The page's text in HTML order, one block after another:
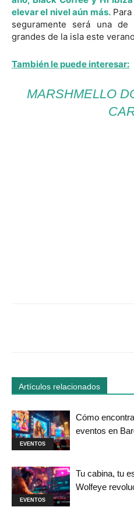
elevar el nivel aún más.
seguramente será una
grandes de la isla este
También le puede interesar:
MARSHMELLO
Artículos relacionados
EVENTOS
Cómo
eventos en
EVENTOS
Tu cabina, tu
Wolfeye